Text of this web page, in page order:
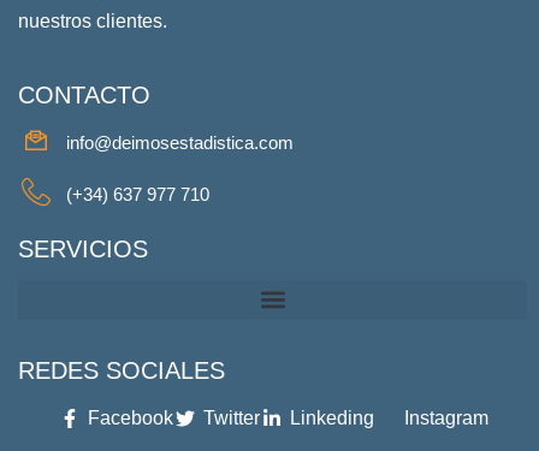
nuestros clientes.
CONTACTO
info@deimosestadistica.com
(+34) 637 977 710
SERVICIOS
REDES SOCIALES
Facebook Twitter Linkeding Instagram